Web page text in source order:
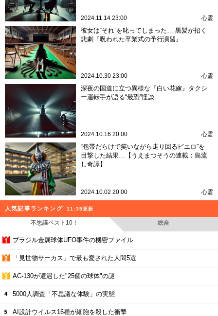
2024.11.14 23:00 心霊
彼女は“それ”を叱ってしまった… 黒髪が招く
悲劇『呪われた卒業式の予行演習』
2024.10.30 23:00 心霊
深夜の国道に立つ異様な『白い花嫁』タクシ
ー運転手が語る“最恐”怪談
2024.10.16 20:00 心霊
“包帯だらけで笑いながら走り回るピエロ”を
目撃した結果…【うえまつそうの連載：島流
し奇譚】
2024.10.02 20:00 心霊
人気記事ランキング 11:35更新
不思議ベスト10！ 総合
ブラジル金属球体UFO事件の機密ファイル
「見世物サーカス」で最も愛された人間5選
AC-130が遭遇した"25個の球体"の謎
5000人調査「不思議な体験」の実態
AI設計ウイルス16種が細胞を殺した衝撃